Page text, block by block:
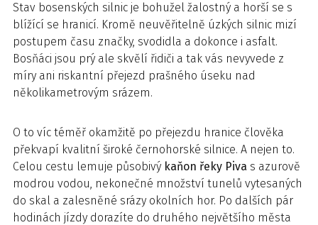
Stav bosenských silnic je bohužel žalostný a horší se s
blížící se hranicí. Kromě neuvěřitelně úzkých silnic mizí
postupem času značky, svodidla a dokonce i asfalt.
Bosňáci jsou prý ale skvělí řidiči a tak vás nevyvede z
míry ani riskantní přejezd prašného úseku nad
několikametrovým srázem.
O to víc téměř okamžitě po přejezdu hranice člověka
překvapí kvalitní široké černohorské silnice. A nejen to.
Celou cestu lemuje působivý kaňon řeky Piva s azurově
modrou vodou, nekonečné množství tunelů vytesaných
do skal a zalesněné srázy okolních hor. Po dalších pár
hodinách jízdy dorazíte do druhého největšího města